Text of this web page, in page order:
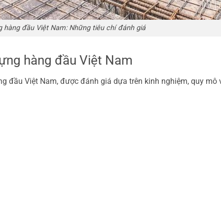
hàng đầu Việt Nam: Những tiêu chí đánh giá
hàng đầu Việt Nam
đầu Việt Nam, được đánh giá dựa trên kinh nghiệm, quy mô